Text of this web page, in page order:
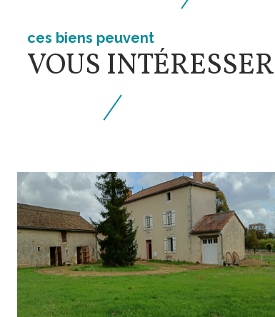
ces biens peuvent
VOUS INTÉRESSER